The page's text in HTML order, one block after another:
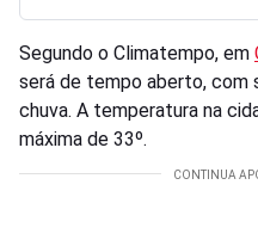
Segundo o Climatempo, em
será de tempo aberto, com
chuva. A temperatura na
máxima de 33º.